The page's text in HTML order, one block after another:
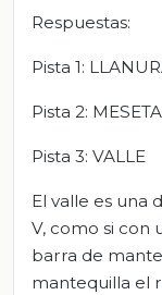
Respuestas:
Pista 1:
Pista 2: MESETA
Pista 3: VALLE
El valle es una
V, como si con
barra de
mantequilla el